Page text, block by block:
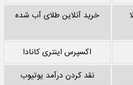
خرید آنلاین طلای آب شده
اکسپرس اینتری کانادا
نقد کردن درآمد یوتیوب